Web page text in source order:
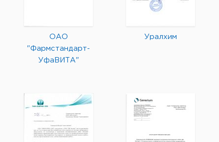
ОАО
"Фармстандарт-
УфаВИТА"
Уралхим